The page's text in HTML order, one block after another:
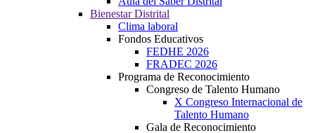
Bienestar Distrital
Clima laboral
Fondos Educativos
FEDHE 2026
FRADEC 2026
Programa de Reconocimiento
Congreso de Talento Humano
X Congreso Internacional de
Talento Humano
Gala de Reconocimiento